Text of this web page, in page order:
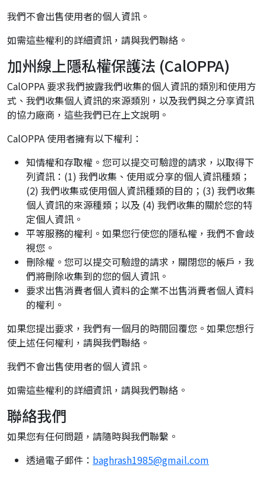
我們不會出售使用者的個人資訊。
如需這些權利的詳細資訊，請與我們聯絡。
加州線上隱私權保護法 (CalOPPA)
CalOPPA 要求我們披露我們收集的個人資訊的類別和使用方
式、我們收集個人資訊的來源類別，以及我們與之分享資訊
的協力廠商，這些我們已在上文說明。
CalOPPA 使用者擁有以下權利：
知情權和存取權。您可以提交可驗證的請求，以取得下
列資訊：(1) 我們收集、使用或分享的個人資訊種類；
(2) 我們收集或使用個人資訊種類的目的；(3) 我們收集
個人資訊的來源種類；以及 (4) 我們收集的關於您的特
定個人資訊。
平等服務的權利。如果您行使您的隱私權，我們不會歧
視您。
刪除權。您可以提交可驗證的請求，關閉您的帳戶，我
們將刪除收集到的您的個人資訊。
要求出售消費者個人資料的企業不出售消費者個人資料
的權利。
如果您提出要求，我們有一個月的時間回覆您。如果您想行
使上述任何權利，請與我們聯絡。
我們不會出售使用者的個人資訊。
如需這些權利的詳細資訊，請與我們聯絡。
聯絡我們
如果您有任何問題，請隨時與我們聯繫。
透過電子郵件： baghrash1985@gmail.com